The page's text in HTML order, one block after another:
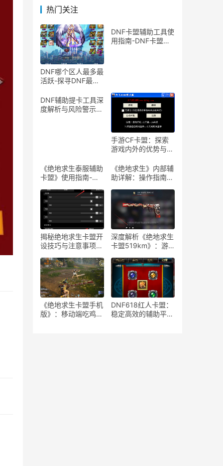
热门关注
DNF哪个区人最多最
活跃-探寻DNF最热
游戏天堂
DNF卡盟辅助工具使
用指南-DNF卡盟辅
DNF辅助提卡工具深
度解析与风险警示-
手游CF卡盟：探索
游戏内外的优势与合
盟：深入解析游戏产
业中的联盟与合作策
《绝地求生泰服辅助
卡盟》使用指南-
卡盟》体验分享及使
用技巧
《绝地求生》内部辅
助详解：操作指南与
生》内部辅助软件使
用教程与注意事项
揭秘绝地求生卡盟开
设技巧与注意事项-
绝地求生游戏卡盟平
台
深度解析《绝地求生
卡盟519km》：游
《绝地求生》卡盟
519km：揭秘高端
玩家生存与竞技秘籍
《绝地求生卡盟手机
版》：移动端吃鸡新
DNF618红人卡盟：
稳定高效的辅助平台